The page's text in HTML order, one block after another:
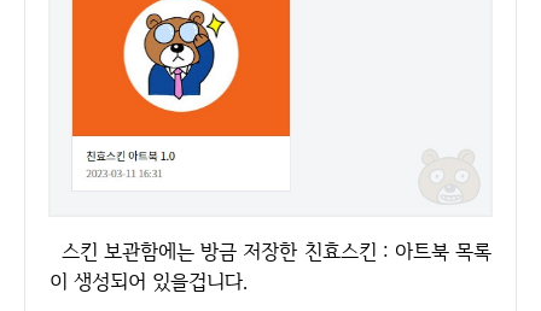
스킨 보관함에는 방금 저장한 친효스킨 : 아트북 목록
이 생성되어 있을겁니다.